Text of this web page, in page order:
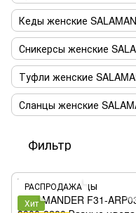
Кеды женские
Сникерсы женские
Туфли женские
Сланцы женские
Фильтр
РАСПРОДАЖА
Хит